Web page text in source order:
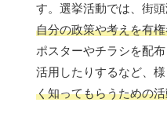
す。選挙活動では、街
自分の政策や考えを有
ポスターやチラシを配
活用したりするなど、様
く知ってもらうための